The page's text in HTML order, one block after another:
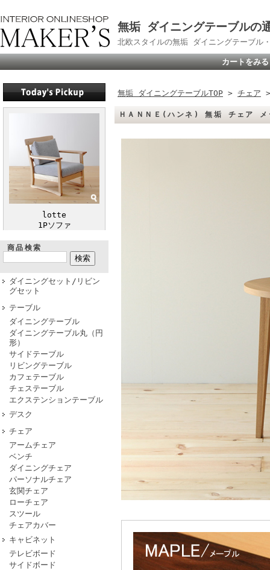
無垢 ダイニングテーブルの
北欧スタイルの無垢 ダイニングテーブル
カートをみる
lotte
1Pソファ
商品検索
ダイニングセット/リビン
グセット
テーブル
ダイニングテーブル
ダイニングテーブル丸（円
形）
サイドテーブル
リビングテーブル
カフェテーブル
チェステーブル
エクステンションテーブル
デスク
チェア
アームチェア
ベンチ
ダイニングチェア
パーソナルチェア
玄関チェア
ローチェア
スツール
チェアカバー
キャビネット
テレビボード
サイドボード
無垢 ダイニングテーブルTOP > チェア
ＨＡＮＮＥ(ハンネ) 無垢 チェア